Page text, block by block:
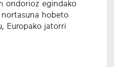
ondorioz egindako
hobeto
Europako jatorri